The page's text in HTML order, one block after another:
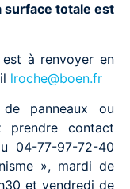
surface totale est
est à renvoyer en
lroche@boen.fr
panneaux ou
prendre contact
04-77-97-72-40
», mardi de
et vendredi de